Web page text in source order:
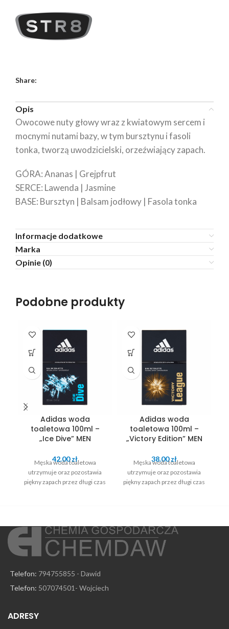
Share:
Opis
Owocowe nuty głowy wraz z kwiatowym sercem i
mocnymi nutami bazy, w tym bursztynu i fasoli
tonka, tworzą uwodzicielski, orzeźwiający zapach.
GÓRA: Ananas | Grejpfrut
SERCE: Lawenda | Jasmine
BASE: Bursztyn | Balsam jodłowy | Fasola tonka
Informacje dodatkowe
Marka
Opinie (0)
Podobne produkty
Adidas woda
toaletowa 100ml –
„Ice Dive” MEN
42.00zł
Męska woda toaletowa
utrzymuje oraz pozostawia
piękny zapach przez długi czas
Adidas woda
toaletowa 100ml –
„Victory Edition” MEN
38.00zł
Męska woda toaletowa
utrzymuje oraz pozostawia
piękny zapach przez długi czas
Telefon: 794755855 - Dawid
Telefon: 507074501- Wojciech
ADRESY